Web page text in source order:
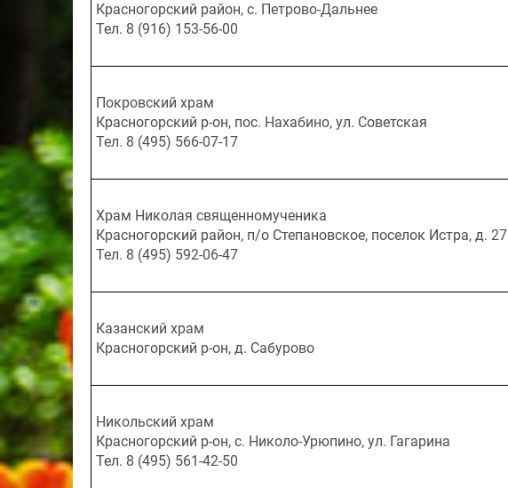
Красногорский район, с. Петрово-Дальнее
Тел. 8 (916) 153-56-00
Покровский храм
Красногорский р-он, пос. Нахабино, ул. Советская
Тел. 8 (495) 566-07-17
Храм Николая священномученика
Красногорский район, п/о Степановское, поселок Истра, д. 27
Тел. 8 (495) 592-06-47
Казанский храм
Красногорский р-он, д. Сабурово
Никольский храм
Красногорский р-он, с. Николо-Урюпино, ул. Гагарина
Тел. 8 (495) 561-42-50